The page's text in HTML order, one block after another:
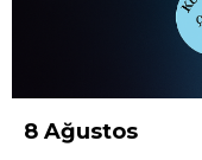
8 Ağustos